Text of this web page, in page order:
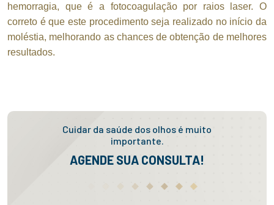
hemorragia, que é a fotocoagulação por raios laser. O
correto é que este procedimento seja realizado no início da
moléstia, melhorando as chances de obtenção de melhores
resultados.
Cuidar da saúde dos olhos é muito
importante.
AGENDE SUA CONSULTA!